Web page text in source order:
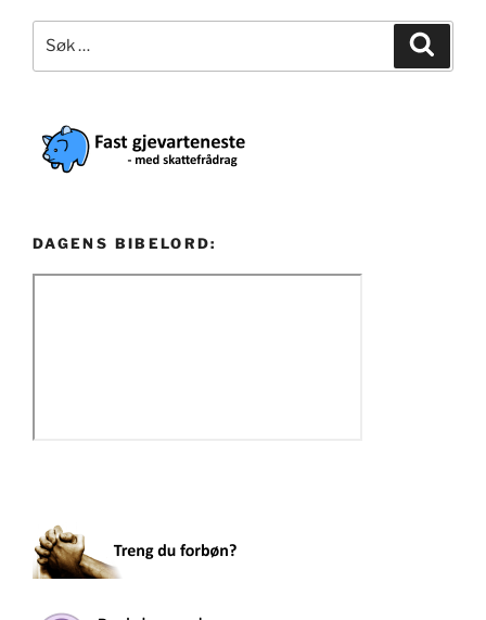
etter:
DAGENS BIBELORD: